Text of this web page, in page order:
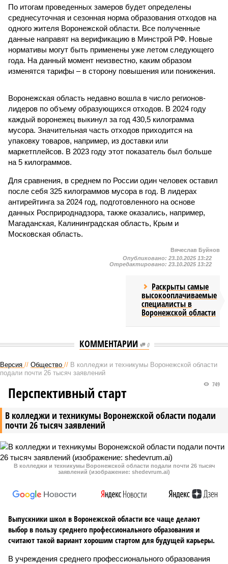
По итогам проведенных замеров будет определены
среднесуточная и сезонная норма образования отходов на
одного жителя Воронежской области. Все полученные
данные направят на верификацию в Минстрой РФ. Новые
нормативы могут быть применены уже летом следующего
года. На данный момент неизвестно, каким образом
изменятся тарифы – в сторону повышения или понижения.
Воронежская область недавно вошла в число регионов-
лидеров по объему образующихся отходов. В 2024 году
каждый воронежец выкинул за год 430,5 килограмма
мусора. Значительная часть отходов приходится на
упаковку товаров, например, из доставки или
маркетплейсов. В 2023 году этот показатель был больше
на 5 килограммов.
Для сравнения, в среднем по России один человек оставил
после себя 325 килограммов мусора в год. В лидерах
антирейтинга за 2024 год, подготовленного на основе
данных Росприроднадзора, также оказались, например,
Магаданская, Калининградская область, Крым и
Московская область.
Вячеслав Буйнов
Опубликовано: 23.10.2025 13:22
Отредактировано: 23.10.2025 13:22
Раскрыты самые
высокооплачиваемые
специалисты в
Воронежской области
КОММЕНТАРИИ 0
Версия // Общество // В колледжи и техникумы Воронежской области
подали почти 26 тысяч заявлений
В колледжи и техникумы Воронежской области подали
почти 26 тысяч заявлений
749
Перспективный старт
В колледжи и техникумы Воронежской области подали почти 26 тысяч
заявлений (изображение: shedevrum.ai)
Выпускники школ в Воронежской области все чаще делают
выбор в пользу среднего профессионального образования и
считают такой вариант хорошим стартом для будущей карьеры.
В учреждения среднего профессионального образования